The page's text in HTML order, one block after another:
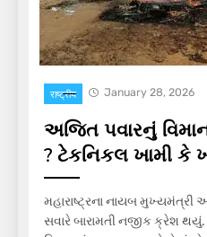
राष्ट्रीय January 28, 2026
અજિત પવારનું
? ટેકનિકલ ખામી કે
મહારાષ્ટ્રના નાયબ મુખ્યમંત્રી
સવારે બારામતી નજીક ક્રેશ